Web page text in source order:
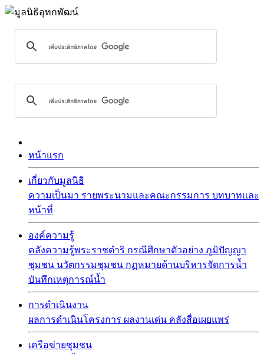
หน้าแรก
เกี่ยวกับมูลนิธิ
ความเป็นมา รายพระนามและคณะกรรมการ บทบาทและ
หน้าที่
องค์ความรู้
คลังความรู้พระราชดำริ กรณีศึกษาตัวอย่าง ภูมิปัญญา
ชุมชน นวัตกรรมชุมชน กฏหมายด้านบริหารจัดการน้ำ
บันทึกเหตุการณ์น้ำ
การดำเนินงาน
ผลการดำเนินโครงการ ผลงานเด่น คลังสื่อเผยแพร่
เครือข่ายชุมชน